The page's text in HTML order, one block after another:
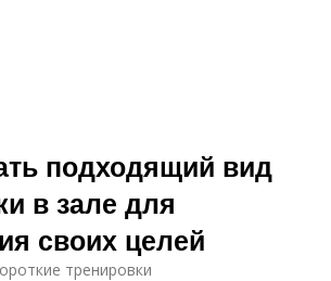
подходящий вид
в зале для
своих целей
тренировки